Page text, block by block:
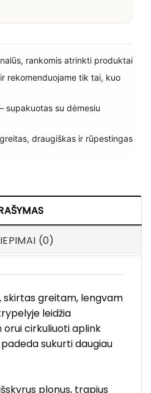
rankomis atrinkti produktai
rekomenduojame tik tai, kuo
supakuotas su dėmesiu
draugiškas ir rūpestingas
(0)
greitam, lengvam
leidžia
cirkuliuoti aplink
sukurti daugiau
plonus, trapius